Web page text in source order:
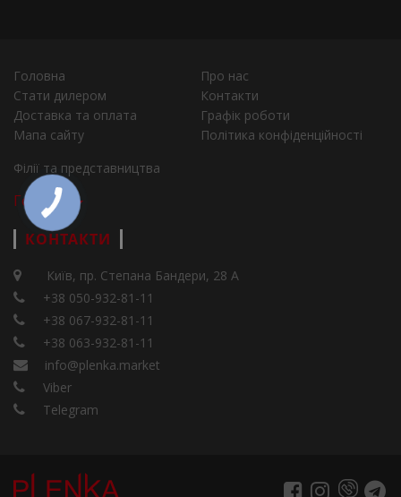
Головна
Про нас
Стати дилером
Контакти
Доставка та оплата
Графік роботи
Мапа сайту
Політика конфіденційності
Філії та представництва
Города
КОНТАКТИ
Київ, пр. Степана Бандери, 28 А
+38 050-932-81-11
+38 067-932-81-11
+38 063-932-81-11
info@plenka.market
Viber
Telegram